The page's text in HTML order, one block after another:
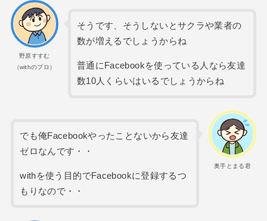
野原すすむ
（withのプロ）
そうです、そうしないとサクラや業者の
数が増えるでしょうからね
普通にFacebookを使っている人なら友達
数10人くらいはいるでしょうからね
奥手とまる君
でも俺Facebookやったことないから友達
ゼロなんです・・
withを使う目的でFacebookに登録するつ
もりなので・・